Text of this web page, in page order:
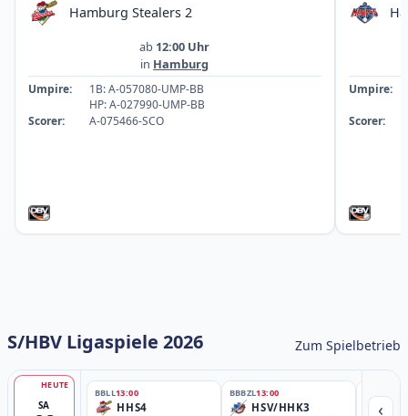
Hamburg Stealers 2
ab 12:00 Uhr
in Hamburg
Umpire:
1B: A-057080-UMP-BB
HP: A-027990-UMP-BB
Scorer:
A-075466-SCO
Umpire:
Scorer:
S/HBV Ligaspiele 2026 Zum Spielbetrieb
SA
HEUTE
BBLL13:00
HHS4
BBBZL13:00
HSV/HHK3
‹